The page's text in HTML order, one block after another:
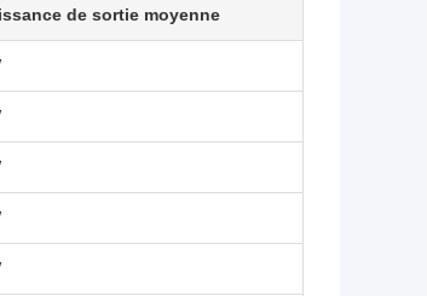
de sortie moyenne